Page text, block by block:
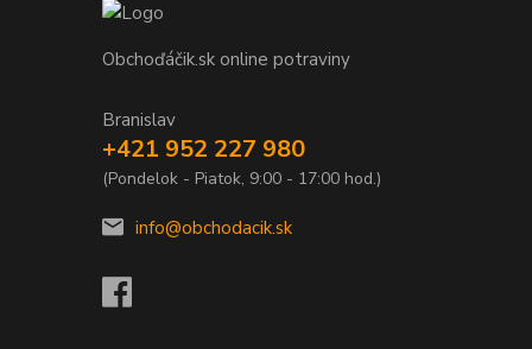
Obchoďáčik.sk online potraviny
Branislav
+421 952 227 980
(Pondelok - Piatok, 9:00 - 17:00 hod.)
info@obchodacik.sk